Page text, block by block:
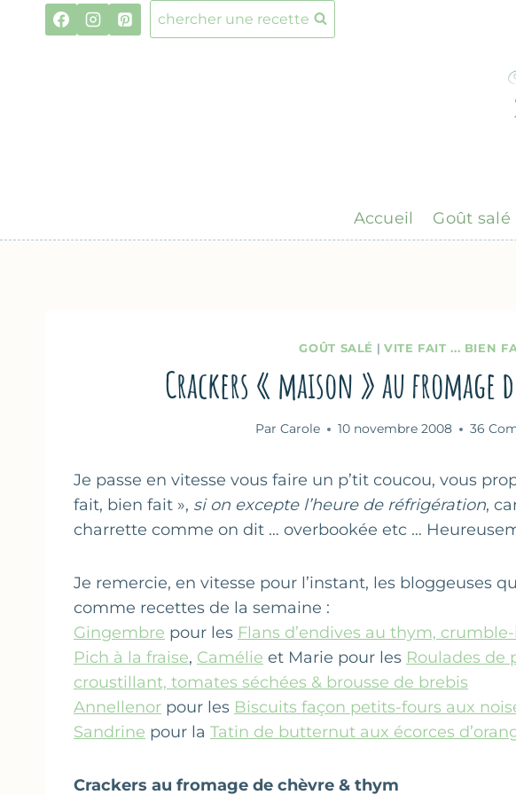
chercher une recette
Accueil Goût salé
GOÛT SALÉ | VITE FAIT ... BIEN
Crackers « maison » au fromage
Par Carole 10 novembre 2008 36
Je passe en vitesse vous faire un p’tit coucou, vous
fait, bien fait », si on excepte l’heure de réfrigération,
charrette comme on dit … overbookée etc …
Je remercie, en vitesse pour l’instant, les bloggeuses
comme recettes de la semaine :
Gingembre pour les Flans d’endives au thym,
Pich à la fraise, Camélie et Marie pour les Roulades de
croustillant, tomates séchées & brousse de brebis
Annellenor pour les Biscuits façon petits-fours aux
Sandrine pour la Tatin de butternut aux écorces
Crackers au fromage de chèvre & thym